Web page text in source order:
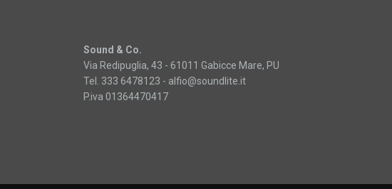
Sound & Co.
Via Redipuglia, 43 - 61011 Gabicce Mare, PU
Tel. 333 6478123 - alfio@soundlite.it
P.iva 01364470417